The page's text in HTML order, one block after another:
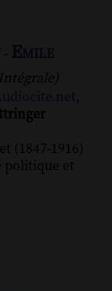
-
,
(1847-1916)
politique et